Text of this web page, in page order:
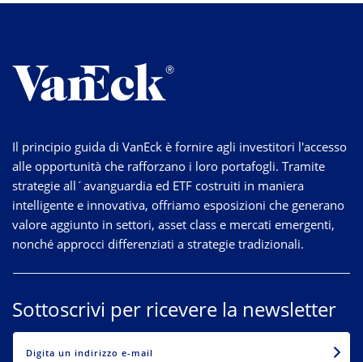
Il principio guida di VanEck è fornire agli investitori l'accesso
alle opportunità che rafforzano i loro portafogli. Tramite
strategie all´avanguardia ed ETF costruiti in maniera
intelligente e innovativa, offriamo esposizioni che generano
valore aggiunto in settori, asset class e mercati emergenti,
nonché approcci differenziati a strategie tradizionali.
Sottoscrivi per ricevere la newsletter